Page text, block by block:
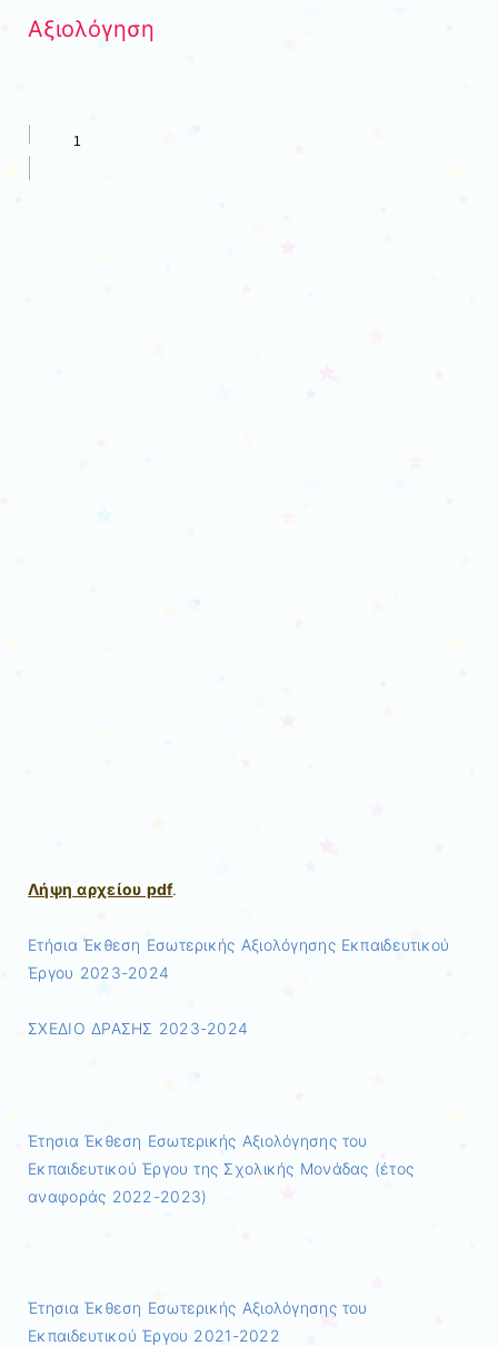
Αξιολόγηση
Λήψη αρχείου pdf.
Ετήσια Έκθεση Εσωτερικής Αξιολόγησης Εκπαιδευτικού
Έργου 2023-2024
ΣΧΕΔΙΟ ΔΡΑΣΗΣ 2023-2024
Έτησια Έκθεση Εσωτερικής Αξιολόγησης του
Εκπαιδευτικού Έργου της Σχολικής Μονάδας (έτος
αναφοράς 2022-2023)
Έτησια Έκθεση Εσωτερικής Αξιολόγησης του
Εκπαιδευτικού Έργου 2021-2022